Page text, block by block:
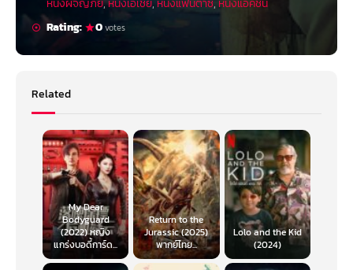
Rating:
0votes
Related
My Dear
Bodyguard
(2022) หญิง
แกร่งบอดี้การ์ด...
Return to the
Jurassic (2025)
พากย์ไทย...
Lolo and the Kid
(2024)